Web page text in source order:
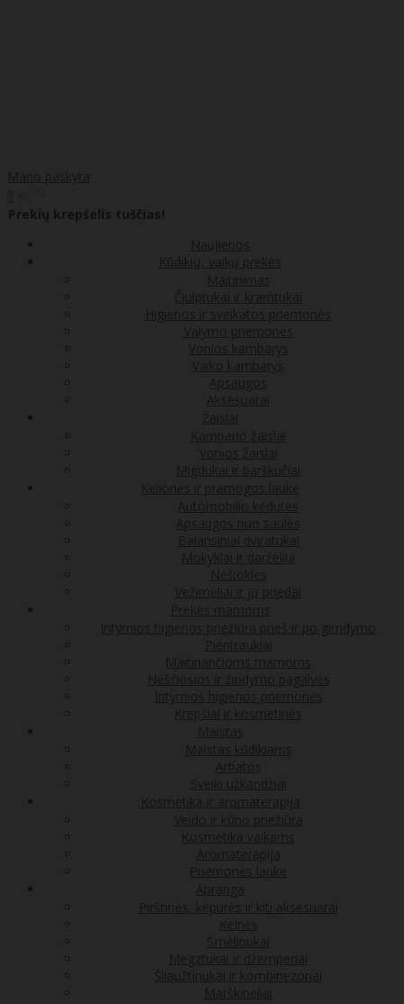
Mano paskyra
Prekių krepšelis tuščias!
Naujienos
Kūdikių, vaikų prekės
Maitinimas
Čiulptukai ir kramtukai
Higienos ir sveikatos priemonės
Valymo priemonės
Vonios kambarys
Vaiko kambarys
Apsaugos
Aksesuarai
Žaislai
Kambario žaislai
Vonios žaislai
Migdukai ir barškučiai
Kelionės ir pramogos lauke
Automobilio kėdutės
Apsaugos nuo saulės
Balansiniai dviratukai
Mokyklai ir darželiui
Nešioklės
Vežimėliai ir jų priedai
Prekės mamoms
Intymios higienos priežiūra prieš ir po gimdymo
Pientraukiai
Maitinančioms mamoms
Nėščiosios ir žindymo pagalvės
Intymios higienos priemonės
Krepšiai ir kosmetinės
Maistas
Maistas kūdikiams
Arbatos
Sveiki užkandžiai
Kosmetika ir aromaterapija
Veido ir kūno priežiūra
Kosmetika vaikams
Aromaterapija
Priemonės lauke
Apranga
Pirštinės, kepurės ir kiti aksesuarai
Kelnės
Smėlinukai
Megztukai ir džemperiai
Šliaužtinukai ir kombinezonai
Marškinėliai